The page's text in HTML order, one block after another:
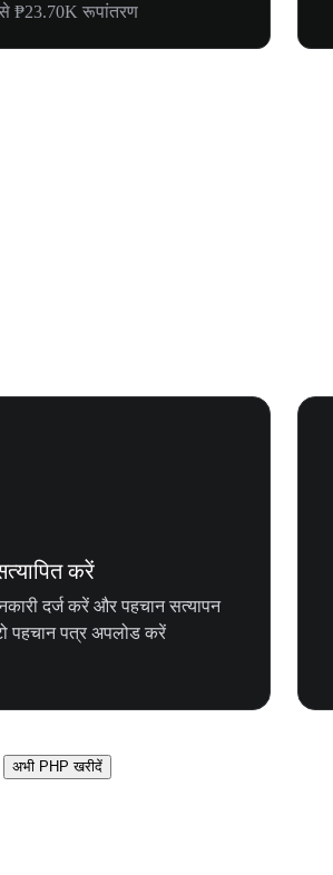
₱23.70K रूपांतरण
करें
दर्ज करें और पहचान सत्यापन
पहचान पत्र अपलोड करें
अभी PHP खरीदें